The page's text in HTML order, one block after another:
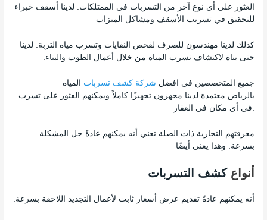
العثور على أي نوع آخر من التسربات في الممتلكات. لدينا أسقف خبراء
للتحقيق في تسريب الأسقف ومشاكل الميزاب
كذلك لدينا مهندسون للصرف لفحص النفايات وتسرب مياه التربة. لدينا
حتى بناة لاكتشاف تسرب المياه من خلال أعمال الطوب والبناء.
جميع المتخصصين في افضل شركة كشف تسربات المياه
بالرياض معتمدة لدينا مجهزون تجهيزًا كاملاً ويمكنهم العثور على تسرب
في أي مكان في العقار.
معرفتهم التجارية ذات الصلة تعني أنه يمكنهم عادةً حل المشكلة
بسرعة. وهذا يعني أيضًا
أنواعكشف التسربات
أنه يمكنهم عادةً تقديم عرض أسعار ثابت لأعمال التجديد اللاحقة بسرعة.